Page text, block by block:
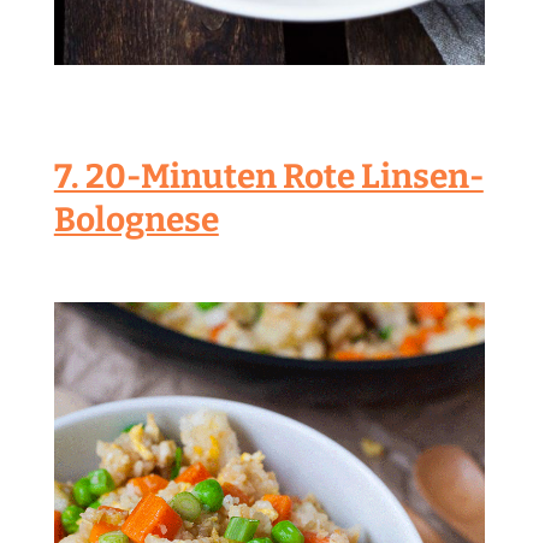
7. 20-Minuten Rote Linsen-
Bolognese